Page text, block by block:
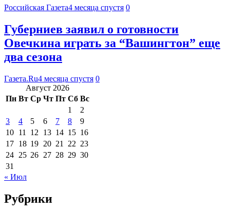
Российская Газета4 месяца спустя 0
Губерниев заявил о готовности
Овечкина играть за “Вашингтон” еще
два сезона
Газета.Ru4 месяца спустя 0
Август 2026
Пн Вт Ср Чт Пт Сб Вс
1
2
3
4 5 6 7 8
9
10 11 12 13 14 15 16
17 18 19 20 21 22 23
24 25 26 27 28 29 30
31
« Июл
Рубрики